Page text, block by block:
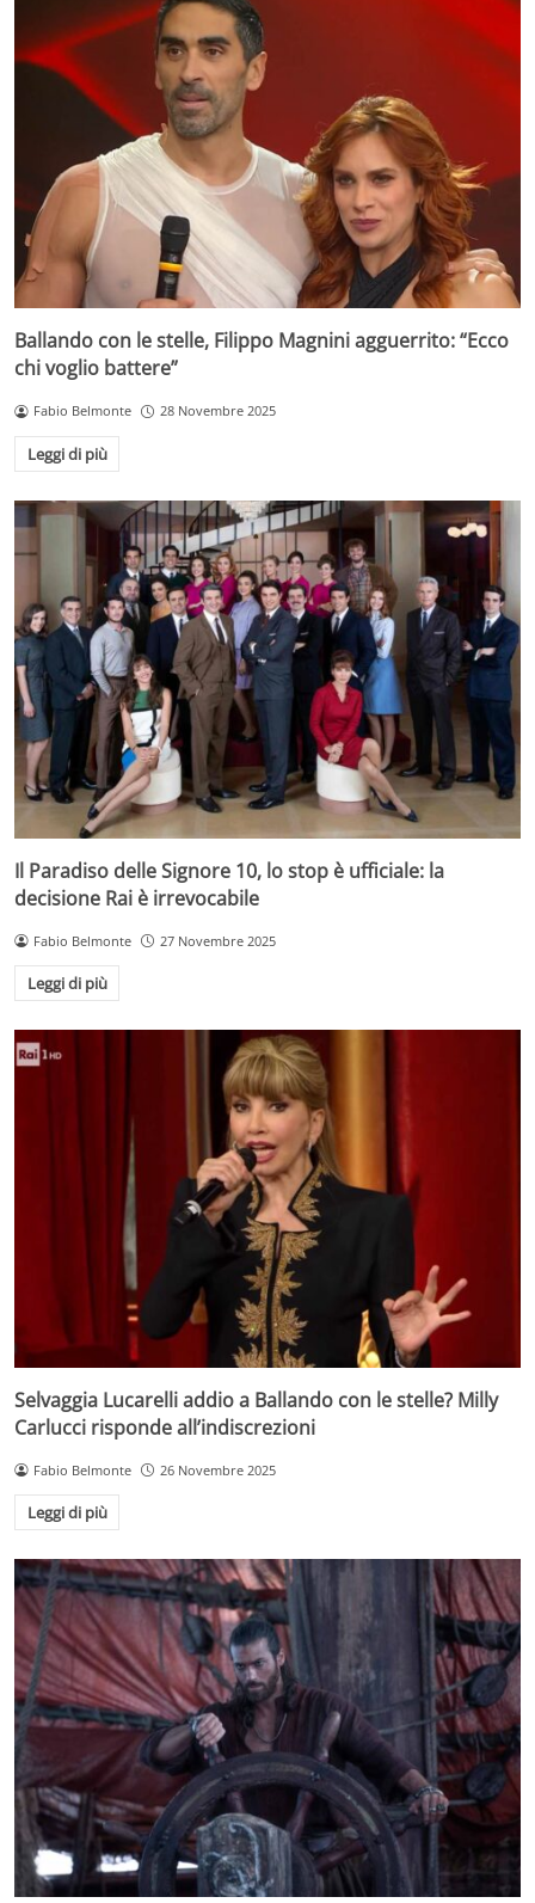
Ballando con le stelle, Filippo Magnini agguerrito: “Ecco
chi voglio battere”
Fabio Belmonte 28 Novembre 2025
Leggi di più
Il Paradiso delle Signore 10, lo stop è ufficiale: la
decisione Rai è irrevocabile
Fabio Belmonte 27 Novembre 2025
Leggi di più
Selvaggia Lucarelli addio a Ballando con le stelle? Milly
Carlucci risponde all’indiscrezioni
Fabio Belmonte 26 Novembre 2025
Leggi di più